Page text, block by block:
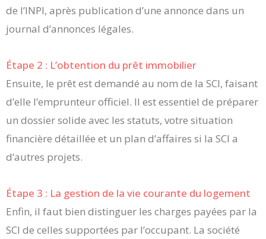
de l’INPI, après publication d’une annonce dans un
journal d’annonces légales.
Étape 2 : L’obtention du prêt immobilier
Ensuite, le prêt est demandé au nom de la SCI, faisant
d’elle l’emprunteur officiel. Il est essentiel de préparer
un dossier solide avec les statuts, votre situation
financière détaillée et un plan d’affaires si la SCI a
d’autres projets.
Étape 3 : La gestion de la vie courante du logement
Enfin, il faut bien distinguer les charges payées par la
SCI de celles supportées par l’occupant. La société